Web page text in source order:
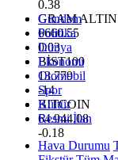
0.38
GRAM ALTIN
6660.55
0.03
BİST100
13.779
-14
BITCOIN
64.944,08
-0.18
Gündem
Politika
Dünya
Ekonomi
Otomobil
Spor
Kültür
Resmi İlan
Hava Durumu